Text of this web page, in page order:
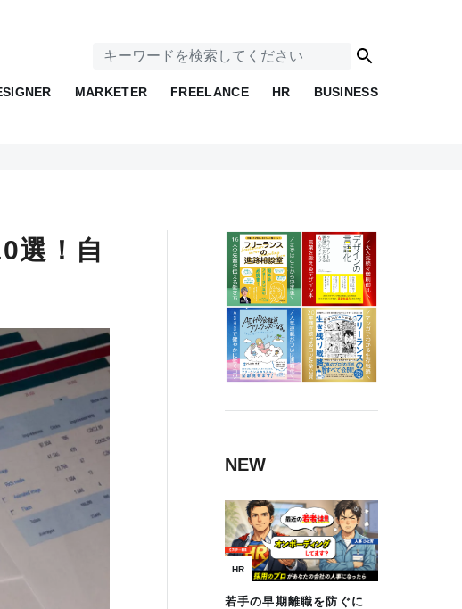
MARKETER FREELANCE HR BUSINESS
選！自
NEW
HR
若手の早期離職を防ぐに